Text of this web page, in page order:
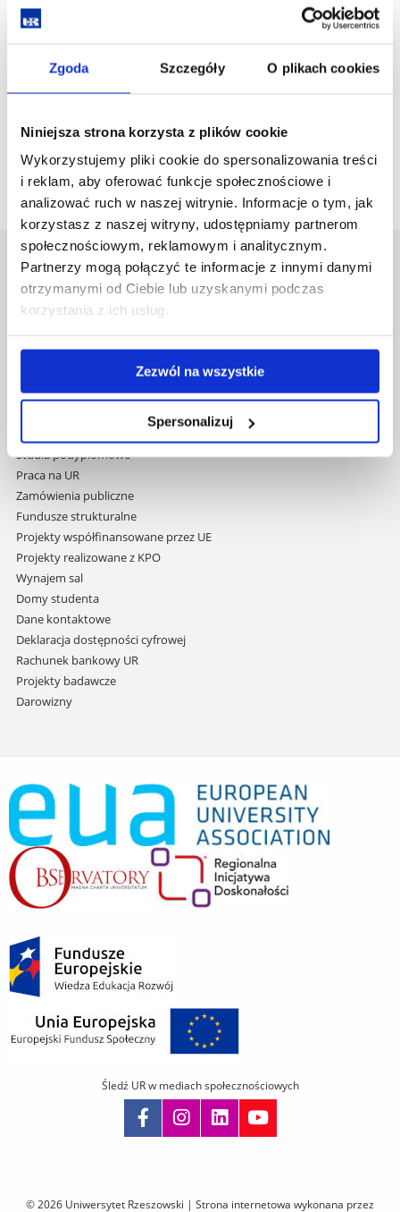
Zgoda Szczegóły O plikach cookies
Niniejsza strona korzysta z plików cookie
Wykorzystujemy pliki cookie do spersonalizowania treści
i reklam, aby oferować funkcje społecznościowe i
analizować ruch w naszej witrynie. Informacje o tym, jak
korzystasz z naszej witryny, udostępniamy partnerom
społecznościowym, reklamowym i analitycznym.
Partnerzy mogą połączyć te informacje z innymi danymi
otrzymanymi od Ciebie lub uzyskanymi podczas
korzystania z ich usług.
Zezwól na wszystkie
Spersonalizuj
Filtruj aktualności
Nie ma dostępnych aktualności.
Uniwersytet Rzeszowski
Al. Tadeusza Rejtana 16C
35-959 Rzeszów
Pomiń
przejdź
treści
Polityka prywatności
Biblioteka
Studia podyplomowe
Praca na UR
Zamówienia publiczne
Fundusze strukturalne
Projekty współfinansowane przez UE
Projekty realizowane z KPO
Wynajem sal
Domy studenta
Dane kontaktowe
Deklaracja dostępności cyfrowej
Rachunek bankowy UR
Projekty badawcze
Darowizny
© 2026 Uniwersytet Rzeszowski | Strona internetowa wykonana przez
Śledź UR w mediach społecznościowych
i